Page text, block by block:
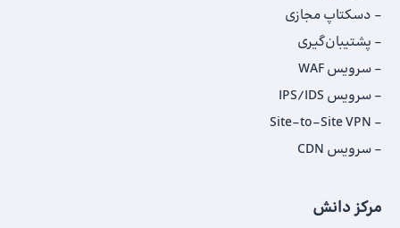
دسکتاپ مجازی
پشتیبان‌گیری
سرویس WAF
سرویس IPS/IDS
Site-to-Site VPN
سرویس CDN
مرکز دانش